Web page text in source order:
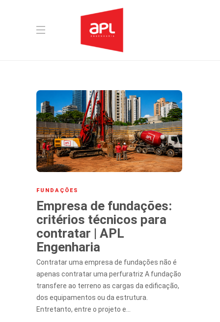
FUNDAÇÕES
Empresa de fundações:
critérios técnicos para
contratar | APL
Engenharia
Contratar uma empresa de fundações não é
apenas contratar uma perfuratriz A fundação
transfere ao terreno as cargas da edificação,
dos equipamentos ou da estrutura.
Entretanto, entre o projeto e…